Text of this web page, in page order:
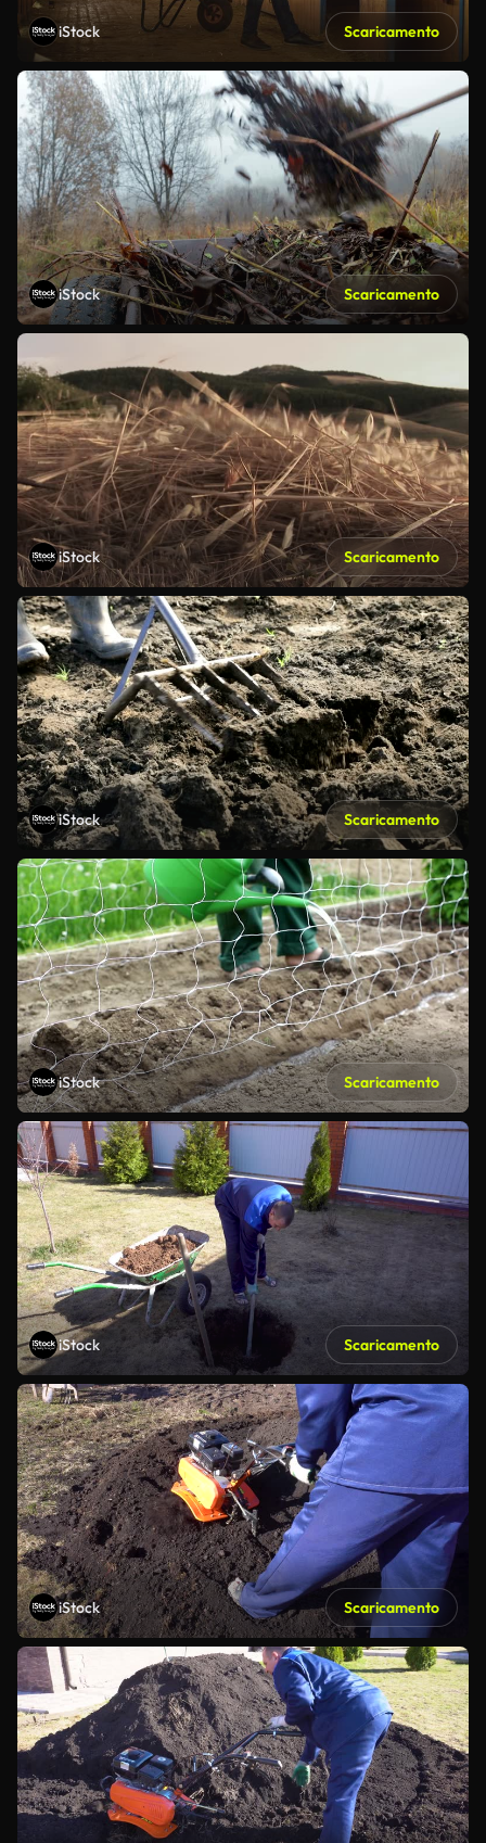
iStock Scaricamento
iStock Scaricamento
iStock Scaricamento
iStock Scaricamento
iStock Scaricamento
iStock Scaricamento
iStock Scaricamento